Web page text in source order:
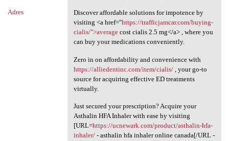
Adres
Discover affordable solutions for impotence by
visiting <a href="https://trafficjamcar.com/buying-
cialis/">averagecost cialis 2.5 mg</a> , where you
can buy your medications conveniently.
Zero in on affordability and convenience with
https://alliedentinc.com/item/cialis/, your go-to
source for acquiring effective ED treatments
virtually.
Just secured your prescription? Acquire your
Asthalin HFA Inhaler with ease by visiting
[URL=https://ucnewark.com/product/asthalin-hfa-
inhaler/- asthalin hfa inhaler online canada[/URL -